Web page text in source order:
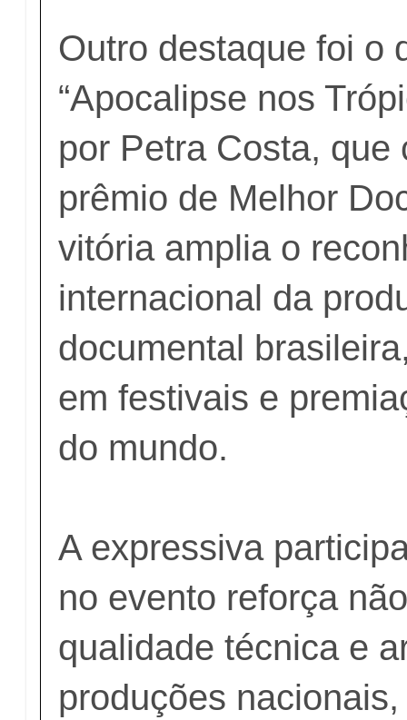
Outro destaque foi o
“Apocalipse nos
por Petra Costa, que
prêmio de Melhor
vitória amplia o
internacional da
documental
em festivais e
do mundo.
A expressiva
no evento reforça
qualidade técnica e
produções